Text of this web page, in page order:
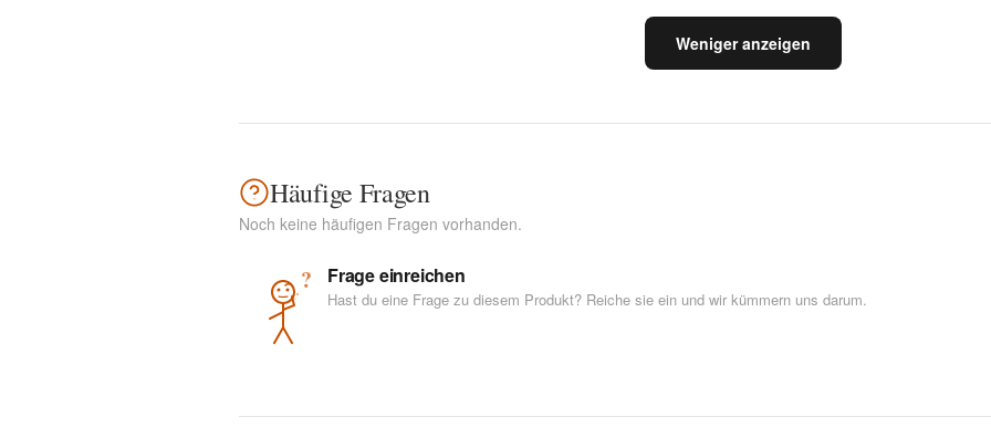
Weniger anzeigen
Häufige Fragen
Noch keine häufigen Fragen vorhanden.
? Frage einreichen
Hast du eine Frage zu diesem Produkt? Reiche sie ein und wir kümmern uns darum.